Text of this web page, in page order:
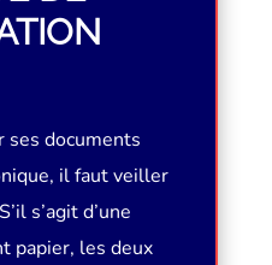
ses documents
il faut veiller
s’agit d’une
papier, les deux